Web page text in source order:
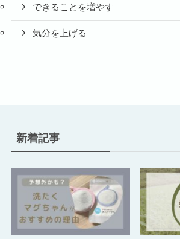
できることを増やす
気分を上げる
新着記事